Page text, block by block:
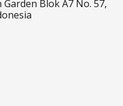
Garden Blok A7 No. 57,